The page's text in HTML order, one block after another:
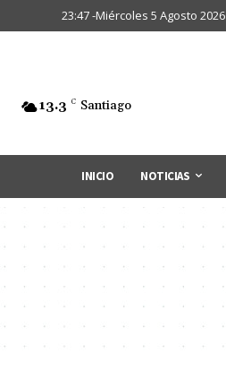
23:47 -Miércoles 5 Agosto 2026
13.3 C Santiago
INICIO NOTICIAS